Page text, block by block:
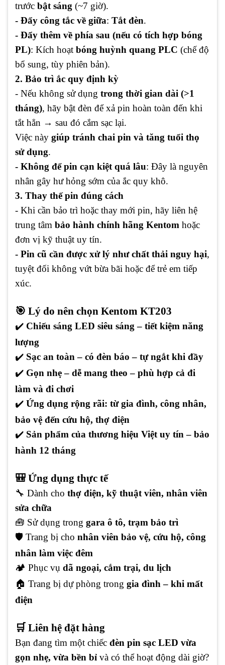
trước bật sáng (~7 giờ).
- Đẩy công tắc về giữa: Tắt đèn.
- Đẩy thêm về phía sau (nếu có tích hợp bóng
PL): Kích hoạt bóng huỳnh quang PLC (chế độ
bổ sung, tùy phiên bản).
2. Bảo trì ắc quy định kỳ
- Nếu không sử dụng trong thời gian dài (>1
tháng), hãy bật đèn để xả pin hoàn toàn đến khi
tắt hẳn → sau đó cắm sạc lại.
Việc này giúp tránh chai pin và tăng tuổi thọ
sử dụng.
- Không để pin cạn kiệt quá lâu: Đây là nguyên
nhân gây hư hỏng sớm của ắc quy khô.
3. Thay thế pin đúng cách
- Khi cần bảo trì hoặc thay mới pin, hãy liên hệ
trung tâm bảo hành chính hãng Kentom hoặc
đơn vị kỹ thuật uy tín.
- Pin cũ cần được xử lý như chất thải nguy hại,
tuyệt đối không vứt bừa bãi hoặc để trẻ em tiếp
xúc.
🎯 Lý do nên chọn Kentom KT203
✔️ Chiếu sáng LED siêu sáng – tiết kiệm năng
lượng
✔️ Sạc an toàn – có đèn báo – tự ngắt khi đầy
✔️ Gọn nhẹ – dễ mang theo – phù hợp cả đi
làm và đi chơi
✔️ Ứng dụng rộng rãi: từ gia đình, công nhân,
bảo vệ đến cứu hộ, thợ điện
✔️ Sản phẩm của thương hiệu Việt uy tín – bảo
hành 12 tháng
🎒 Ứng dụng thực tế
🔧 Dành cho thợ điện, kỹ thuật viên, nhân viên
sửa chữa
🧰 Sử dụng trong gara ô tô, trạm bảo trì
🛡️ Trang bị cho nhân viên bảo vệ, cứu hộ, công
nhân làm việc đêm
🏕️ Phục vụ dã ngoại, cắm trại, du lịch
🏠 Trang bị dự phòng trong gia đình – khi mất
điện
🛒 Liên hệ đặt hàng
Bạn đang tìm một chiếc đèn pin sạc LED vừa
gọn nhẹ, vừa bền bỉ và có thể hoạt động dài giờ?